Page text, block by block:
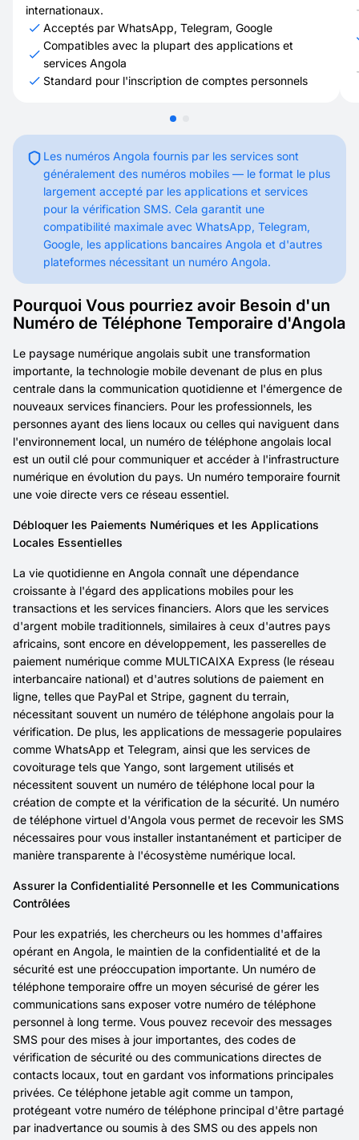
internationaux.
Acceptés par WhatsApp, Telegram, Google
Compatibles avec la plupart des applications et
services Angola
Standard pour l'inscription de comptes personnels
Les numéros Angola fournis par les services sont
généralement des numéros mobiles — le format le plus
largement accepté par les applications et services
pour la vérification SMS. Cela garantit une
compatibilité maximale avec WhatsApp, Telegram,
Google, les applications bancaires Angola et d'autres
plateformes nécessitant un numéro Angola.
Pourquoi Vous pourriez avoir Besoin d'un
Numéro de Téléphone Temporaire d'Angola
Le paysage numérique angolais subit une transformation
importante, la technologie mobile devenant de plus en plus
centrale dans la communication quotidienne et l'émergence de
nouveaux services financiers. Pour les professionnels, les
personnes ayant des liens locaux ou celles qui naviguent dans
l'environnement local, un numéro de téléphone angolais local
est un outil clé pour communiquer et accéder à l'infrastructure
numérique en évolution du pays. Un numéro temporaire fournit
une voie directe vers ce réseau essentiel.
Débloquer les Paiements Numériques et les Applications
Locales Essentielles
La vie quotidienne en Angola connaît une dépendance
croissante à l'égard des applications mobiles pour les
transactions et les services financiers. Alors que les services
d'argent mobile traditionnels, similaires à ceux d'autres pays
africains, sont encore en développement, les passerelles de
paiement numérique comme MULTICAIXA Express (le réseau
interbancaire national) et d'autres solutions de paiement en
ligne, telles que PayPal et Stripe, gagnent du terrain,
nécessitant souvent un numéro de téléphone angolais pour la
vérification. De plus, les applications de messagerie populaires
comme WhatsApp et Telegram, ainsi que les services de
covoiturage tels que Yango, sont largement utilisés et
nécessitent souvent un numéro de téléphone local pour la
création de compte et la vérification de la sécurité. Un numéro
de téléphone virtuel d'Angola vous permet de recevoir les SMS
nécessaires pour vous installer instantanément et participer de
manière transparente à l'écosystème numérique local.
Assurer la Confidentialité Personnelle et les Communications
Contrôlées
Pour les expatriés, les chercheurs ou les hommes d'affaires
opérant en Angola, le maintien de la confidentialité et de la
sécurité est une préoccupation importante. Un numéro de
téléphone temporaire offre un moyen sécurisé de gérer les
communications sans exposer votre numéro de téléphone
personnel à long terme. Vous pouvez recevoir des messages
SMS pour des mises à jour importantes, des codes de
vérification de sécurité ou des communications directes de
contacts locaux, tout en gardant vos informations principales
privées. Ce téléphone jetable agit comme un tampon,
protégeant votre numéro de téléphone principal d'être partagé
par inadvertance ou soumis à des SMS ou des appels non